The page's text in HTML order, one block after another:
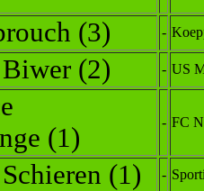
(3) -
Biwer (2) - US
(1)
- FC
(1) -